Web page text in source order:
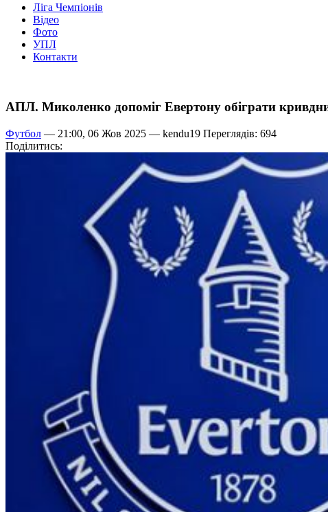
Ліга Чемпіонів
Відео
Фото
УПЛ
Контакти
АПЛ. Миколенко допоміг Евертону обіграти
Футбол — 21:00, 06 Жов 2025 — kendu19 Переглядів: 694
Поділитись: